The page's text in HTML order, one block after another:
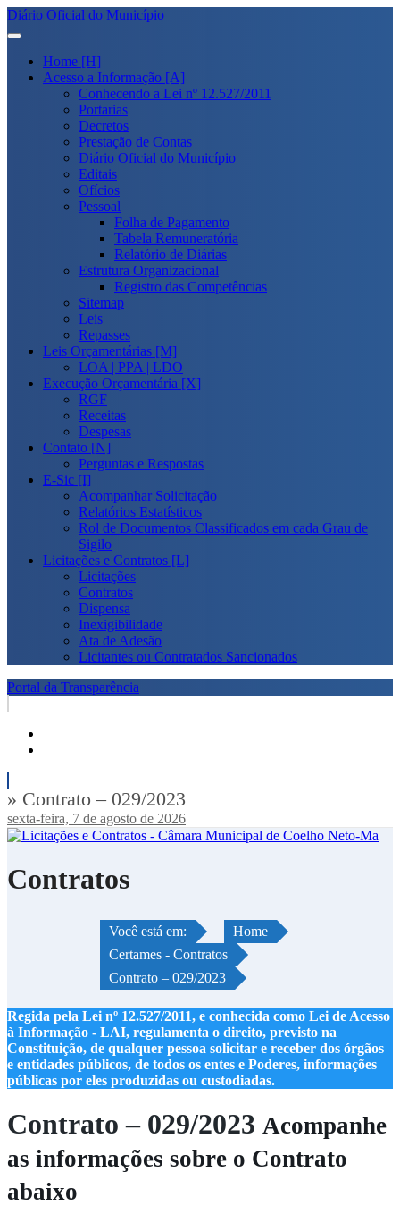
Diário Oficial do Município
Home [H]
Acesso a Informação [A]
Conhecendo a Lei nº 12.527/2011
Portarias
Decretos
Prestação de Contas
Diário Oficial do Município
Editais
Ofícios
Pessoal
Folha de Pagamento
Tabela Remuneratória
Relatório de Diárias
Estrutura Organizacional
Registro das Competências
Sitemap
Leis
Repasses
Leis Orçamentárias [M]
LOA | PPA | LDO
Execução Orçamentária [X]
RGF
Receitas
Despesas
Contato [N]
Perguntas e Respostas
E-Sic [I]
Acompanhar Solicitação
Relatórios Estatísticos
Rol de Documentos Classificados em cada Grau de
Sigilo
Licitações e Contratos [L]
Licitações
Contratos
Dispensa
Inexigibilidade
Ata de Adesão
Licitantes ou Contratados Sancionados
Portal da Transparência
» Contrato – 029/2023
sexta-feira, 7 de agosto de 2026
Contratos
Você está em:
Home
Certames - Contratos
Contrato – 029/2023
Regida pela Lei nº 12.527/2011, e conhecida como Lei de Acesso
à Informação - LAI, regulamenta o direito, previsto na
Constituição, de qualquer pessoa solicitar e receber dos órgãos
e entidades públicos, de todos os entes e Poderes, informações
públicas por eles produzidas ou custodiadas.
Contrato – 029/2023 Acompanhe
as informações sobre o Contrato
abaixo